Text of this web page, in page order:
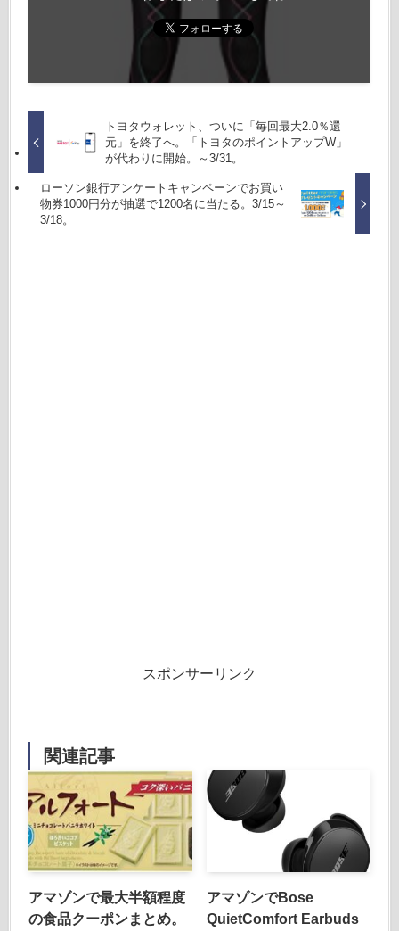
トヨタウォレット、ついに「毎回最大2.0％還
元」を終了へ。「トヨタのポイントアップW」
が代わりに開始。～3/31。
ローソン銀行アンケートキャンペーンでお買い
物券1000円分が抽選で1200名に当たる。3/15～
3/18。
スポンサーリンク
関連記事
アマゾンで最大半額程度
の食品クーポンまとめ。
アマゾンでBose
QuietComfort Earbuds